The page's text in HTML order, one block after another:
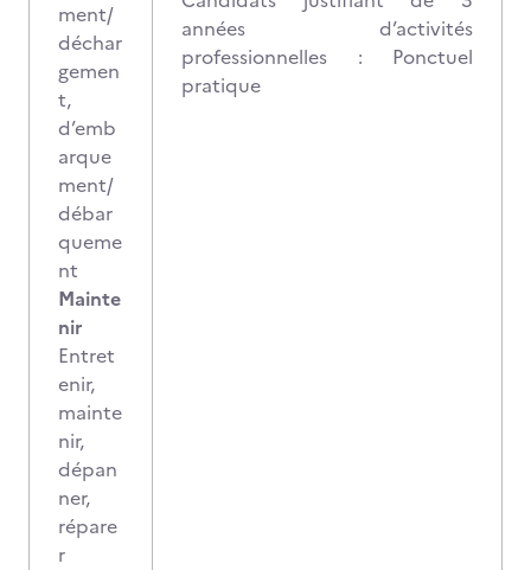
ment/
déchar
gemen
t,
d’emb
arque
ment/
débar
queme
nt
Mainte
nir
Entret
enir,
mainte
nir,
dépan
ner,
répare
r
années d’activités
professionnelles : Ponctuel
pratique